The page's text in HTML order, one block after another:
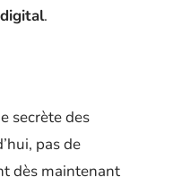
.
secrète des
pas de
dès maintenant